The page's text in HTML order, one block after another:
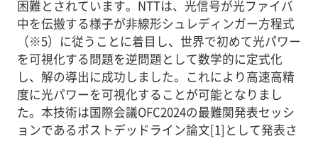
困難とされています。NTTは、光信号が光ファイバ
中を伝搬する様子が非線形シュレディンガー方程式
（※5）に従うことに着目し、世界で初めて光パワー
を可視化する問題を逆問題として数学的に定式化
し、解の導出に成功しました。これにより高速高精
度に光パワーを可視化することが可能となりまし
た。本技術は国際会議OFC2024の最難関発表セッシ
ョンであるポストデッドライン論文[1]として発表さ